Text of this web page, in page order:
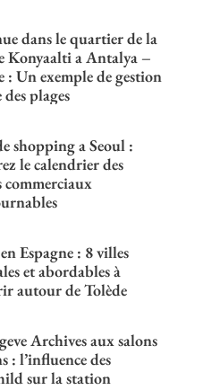
dans le quartier de la
Konyaalti a Antalya –
: Un exemple de gestion
plages
shopping a Seoul :
le calendrier des
commerciaux
Espagne : 8 villes
et abordables à
autour de Tolède
Archives aux salons
: l’influence des
sur la station